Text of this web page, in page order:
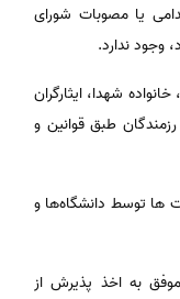
یا مصوبات شورای
وجود ندارد.
شهدا، ایثارگران
۵ درصد ظرفیت و رزمندگان طبق قوانین و
ها توسط دانشگاه‌ها و
به اخذ پذیرش از